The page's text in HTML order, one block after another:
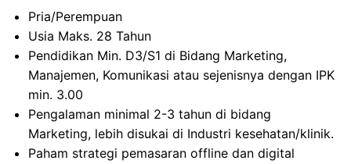
Pria/Perempuan
Usia Maks. 28 Tahun
Pendidikan Min. D3/S1 di Bidang Marketing,
Manajemen, Komunikasi atau sejenisnya dengan IPK
min. 3.00
Pengalaman minimal 2-3 tahun di bidang
Marketing, lebih disukai di Industri kesehatan/klinik.
Paham strategi pemasaran offline dan digital